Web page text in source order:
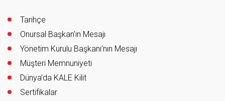
Tarihçe
Onursal Başkan'ın Mesajı
Yönetim Kurulu Başkanı’nın Mesajı
Müşteri Memnuniyeti
Dünya’da KALE Kilit
Sertifikalar